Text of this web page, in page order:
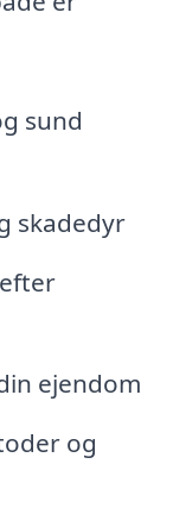
sund
skadedyr
ejendom
og